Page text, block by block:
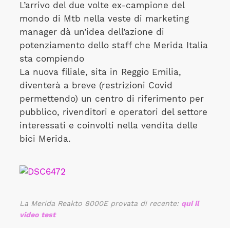
L’arrivo del due volte ex-campione del
mondo di Mtb nella veste di marketing
manager dà un’idea dell’azione di
potenziamento dello staff che Merida Italia
sta compiendo
La nuova filiale, sita in Reggio Emilia,
diventerà a breve (restrizioni Covid
permettendo) un centro di riferimento per
pubblico, rivenditori e operatori del settore
interessati e coinvolti nella vendita delle
bici Merida.
La Merida Reakto 8000E provata di recente: qui il
video test